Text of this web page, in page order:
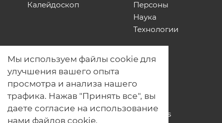
Калейдоскоп
Персоны
Наука
Технологии
О нас
Наши проекты
Связь с нами
Общая политика обработки
персональных данных
Политика обработки файлов Cookies
Мы используем файлы cookie для
улучшения вашего опыта
просмотра и анализа нашего
трафика. Нажав "Принять все", вы
даете согласие на использование
нами файлов cookie.